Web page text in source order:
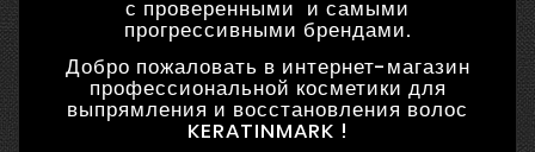
с проверенными и самыми
прогрессивными брендами.
Добро пожаловать в интернет-магазин
профессиональной косметики для
выпрямления и восстановления волос
KERATINMARK !